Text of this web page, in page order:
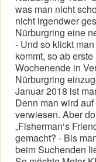
was man nicht
nicht irgendwer
Nürburgring eine
- Und so klickt
kommt, so ab
Wochenende in
Nürburgring
Januar 2018 ist
Denn man wird
verwiesen. Aber
„Fisherman‘s
gemacht? - Bis
beim Suchenden